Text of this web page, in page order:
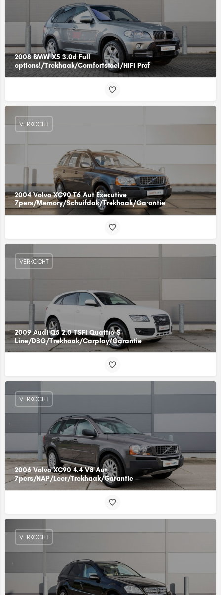
2008 BMW X5 3.0d Full
options!/Trekhaak/Comfortstoel/HiFi Prof
2004 Volvo XC90 T6 Aut Executive
7pers/Memory/Schuifdak/Trekhaak/Garantie
VERKOCHT
2009 Audi Q5 2.0 TSFI Quattro S-
Line/DSG/Trekhaak/Carplay/Garantie
VERKOCHT
2006 Volvo XC90 4.4 V8 Aut
7pers/NAP/Leer/Trekhaak/Garantie
VERKOCHT
VERKOCHT